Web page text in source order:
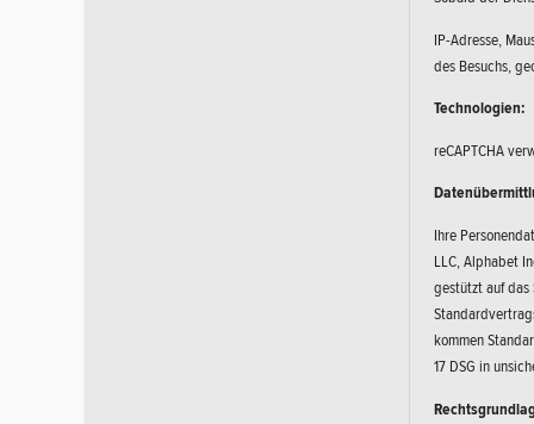
IP-Adresse,
des Besuchs,
Technologien:
reCAPTCHA
Ihre
LLC, Alphabet
gestützt auf das
kommen
17 DSG in